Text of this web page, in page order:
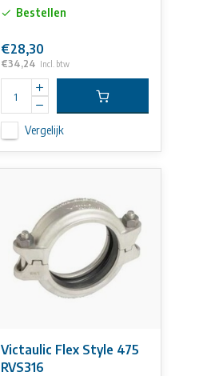
Bestellen
€28,30
€34,24 Incl. btw
Vergelijk
Victaulic Flex Style 475
RVS316